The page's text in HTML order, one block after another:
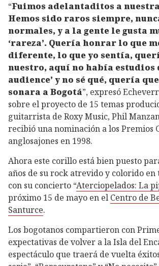
“Fuimos adelantaditos a
Hemos sido raros siempre,
normales, y a la gente le gusta
‘rareza’. Quería honrar lo que
diferente, lo que yo sentía,
nuestro, aquí no había estudios
audience’ y no sé qué, quería
sonara a Bogotá”, expresó
sobre el proyecto de 15 temas
guitarrista de Roxy Music, Phil
recibió una nominación a los Premios
anglosajones en 1998.
Ahora este corillo está bien puesto
años de su rock atrevido y colorido
con su concierto “Aterciopelados: La
próximo 15 de mayo en el Centro de
Santurce.
Los bogotanos compartieron con
expectativas de volver a la Isla del
espectáculo que traerá de vuelta